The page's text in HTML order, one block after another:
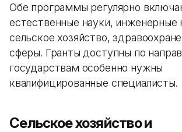
Обе программы регулярно
естественные науки, инженерные
сельское хозяйство,
сферы. Гранты доступны по
государствам особенно нужны
квалифицированные специалисты.
Сельское хозяйство и